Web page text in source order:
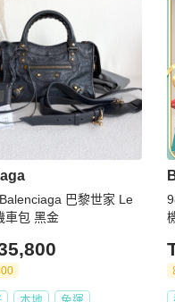
巴黎世家 Le
車包 黑金